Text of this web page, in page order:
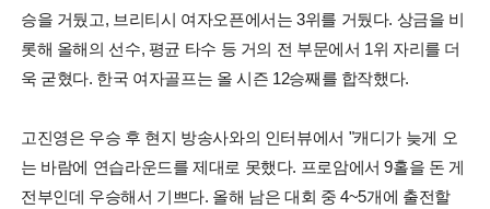
승을 거뒀고, 브리티시 여자오픈에서는 3위를 거뒀다. 상금을 비
롯해 올해의 선수, 평균 타수 등 거의 전 부문에서 1위 자리를 더
욱 굳혔다. 한국 여자골프는 올 시즌 12승째를 합작했다.
고진영은 우승 후 현지 방송사와의 인터뷰에서 "캐디가 늦게 오
는 바람에 연습라운드를 제대로 못했다. 프로암에서 9홀을 돈 게
전부인데 우승해서 기쁘다. 올해 남은 대회 중 4~5개에 출전할